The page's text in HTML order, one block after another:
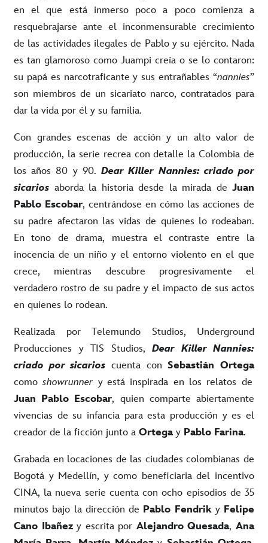
en el que está inmerso poco a poco comienza a
resquebrajarse ante el inconmensurable crecimiento
de las actividades ilegales de Pablo y su ejército. Nada
es tan glamoroso como Juampi creía o se lo contaron:
su papá es narcotraficante y sus entrañables “nannies”
son miembros de un sicariato narco, contratados para
dar la vida por él y su familia.
Con grandes escenas de acción y un alto valor de
producción, la serie recrea con detalle la Colombia de
los años 80 y 90.Dear Killer Nannies: criado por
sicarios aborda la historia desde la mirada de Juan
Pablo Escobar, centrándose en cómo las acciones de
su padre afectaron las vidas de quienes lo rodeaban.
En tono de drama, muestra el contraste entre la
inocencia de un niño y el entorno violento en el que
crece, mientras descubre progresivamente el
verdadero rostro de su padre y el impacto de sus actos
en quienes lo rodean.
Realizada por Telemundo Studios, Underground
Producciones y TIS Studios, Dear Killer Nannies:
criado por sicarios cuenta con Sebastián Ortega
comoshowrunner y está inspirada en los relatos de
Juan Pablo Escobar, quien comparte abiertamente
vivencias de su infancia para esta producción y es el
creador de la ficción junto a Ortegay Pablo Farina.
Grabada en locaciones de las ciudades colombianas de
Bogotá y Medellín, y como beneficiaria del incentivo
CINA, la nueva serie cuenta con ocho episodios de 35
minutos bajo la dirección de Pablo Fendriky Felipe
Cano Ibañezy escrita por Alejandro Quesada,Ana